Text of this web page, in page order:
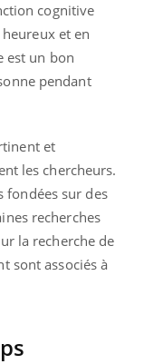
cognitive
et en
est un bon
pendant
et
les chercheurs.
fondées sur des
recherches
la recherche de
sont associés à